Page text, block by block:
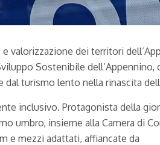
valorizzazione dei territori
Sostenibile dell’Appennino,
turismo lento nella rinascita
inclusivo. Protagonista della
umbro, insieme alla Camera di
e mezzi adattati, affiancate da